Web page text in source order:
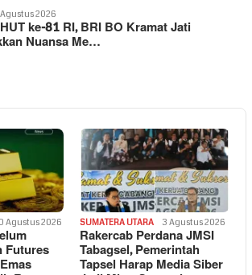
Agustus 2026
ke-81 RI, BRI BO Kramat Jati
Nuansa Me…
Agustus 2026
Futures
SUMATERA UTARA 3 Agustus 2026
Rakercab Perdana JMSI
Tabagsel, Pemerintah
Tapsel Harap Media Siber